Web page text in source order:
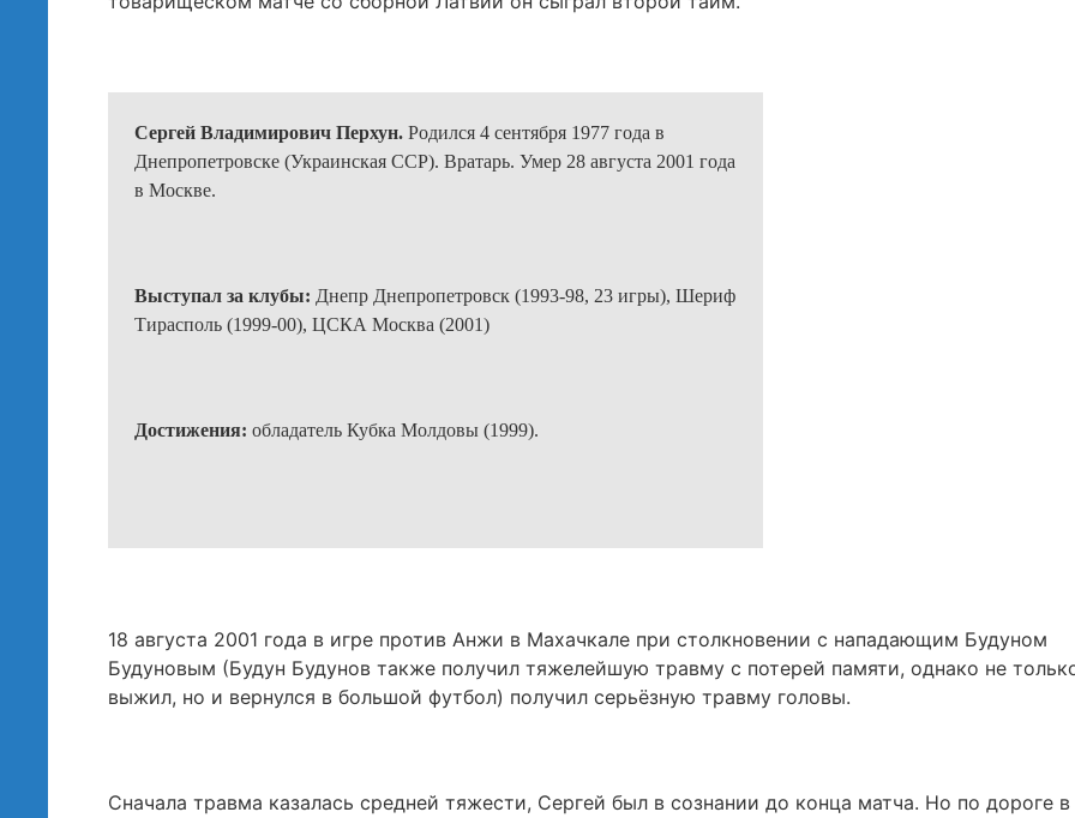
Сергей Владимирович Перхун. Родился 4 сентября 1977 года в
Днепропетровске (Украинская ССР). Вратарь. Умер 28 августа 2001 года
в Москве.
Выступал за клубы: Днепр Днепропетровск (1993-98, 23 игры), Шериф
Тирасполь (1999-00), ЦСКА Москва (2001)
Достижения: обладатель Кубка Молдовы (1999).
18 августа 2001 года в игре против Анжи в Махачкале при столкновении с нападающим Будуном
Будуновым (Будун Будунов также получил тяжелейшую травму с потерей памяти, однако не
выжил, но и вернулся в большой футбол) получил серьёзную травму головы.
Сначала травма казалась средней тяжести, Сергей был в сознании до конца матча. Но по дороге в